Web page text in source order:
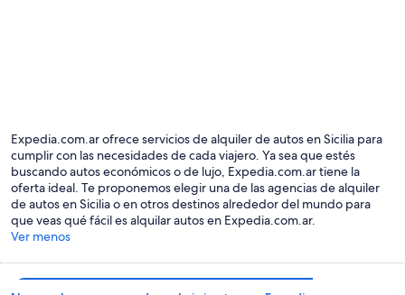
Expedia.com.ar ofrece servicios de alquiler de autos en Sicilia para
cumplir con las necesidades de cada viajero. Ya sea que estés
buscando autos económicos o de lujo, Expedia.com.ar tiene la
oferta ideal. Te proponemos elegir una de las agencias de alquiler
de autos en Sicilia o en otros destinos alrededor del mundo para
que veas qué fácil es alquilar autos en Expedia.com.ar.
Ver menos